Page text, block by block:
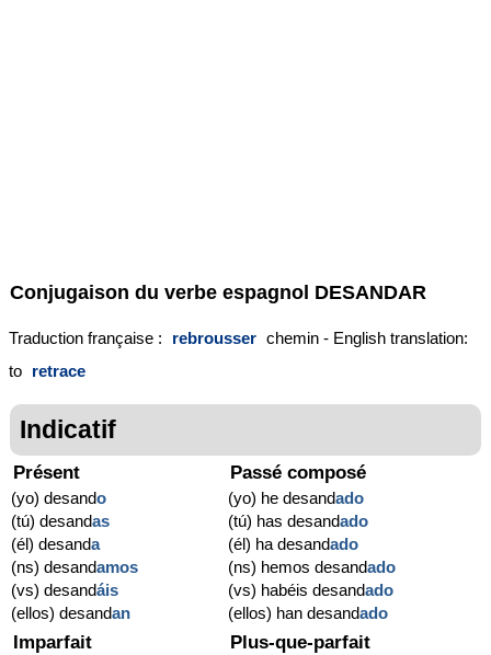
Conjugaison du verbe espagnol DESANDAR
Traduction française : rebrousser chemin - English translation:
to retrace
Indicatif
Présent
(yo) desando
(tú) desandas
(él) desanda
(ns) desandamos
(vs) desandáis
(ellos) desandan
Passé composé
(yo) he desandado
(tú) has desandado
(él) ha desandado
(ns) hemos desandado
(vs) habéis desandado
(ellos) han desandado
Imparfait Plus-que-parfait